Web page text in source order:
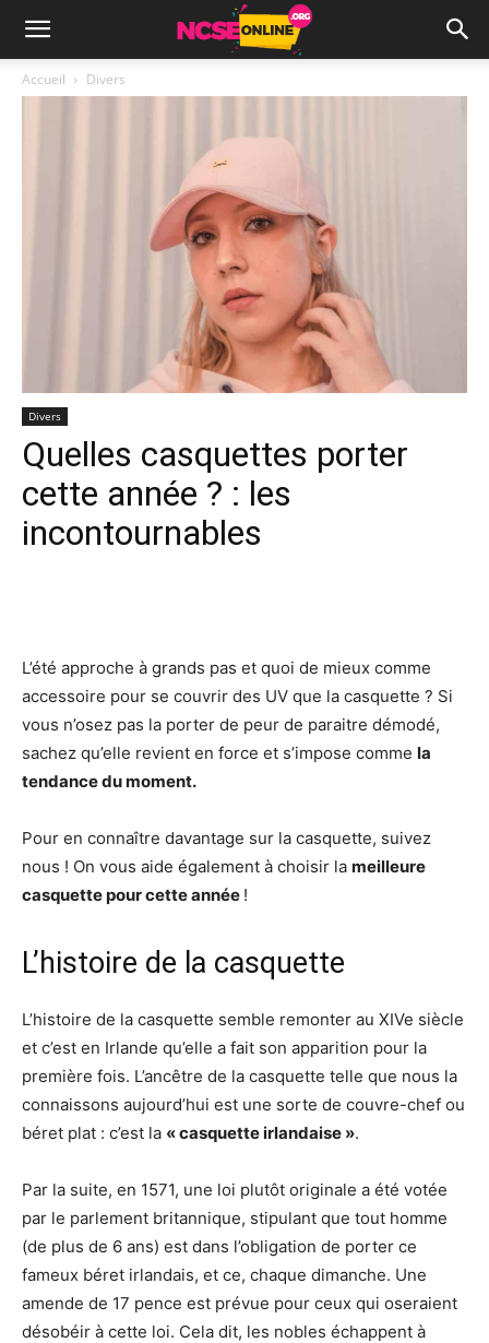
Accueil Divers
Divers
Quelles casquettes porter
cette année ? : les
incontournables
L’été approche à grands pas et quoi de mieux comme
accessoire pour se couvrir des UV que la casquette ? Si
vous n’osez pas la porter de peur de paraitre démodé,
sachez qu’elle revient en force et s’impose comme la
tendance du moment.
Pour en connaître davantage sur la casquette, suivez
nous ! On vous aide également à choisir la meilleure
casquette pour cette année !
L’histoire de la casquette
L’histoire de la casquette semble remonter au XIVe siècle
et c’est en Irlande qu’elle a fait son apparition pour la
première fois. L’ancêtre de la casquette telle que nous la
connaissons aujourd’hui est une sorte de couvre-chef ou
béret plat : c’est la « casquette irlandaise ».
Par la suite, en 1571, une loi plutôt originale a été votée
par le parlement britannique, stipulant que tout homme
(de plus de 6 ans) est dans l’obligation de porter ce
fameux béret irlandais, et ce, chaque dimanche. Une
amende de 17 pence est prévue pour ceux qui oseraient
désobéir à cette loi. Cela dit, les nobles échappent à